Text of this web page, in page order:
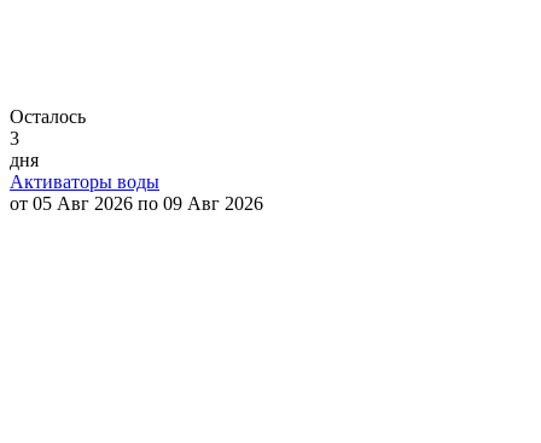
Осталось
3
дня
Активаторы воды
от 05 Авг 2026 по 09 Авг 2026